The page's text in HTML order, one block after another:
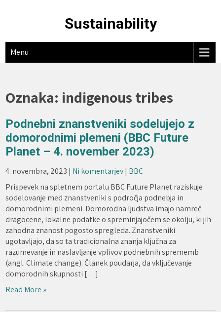
Sustainability
Menu
Oznaka: indigenous tribes
Podnebni znanstveniki sodelujejo z
domorodnimi plemeni (BBC Future
Planet – 4. november 2023)
4. novembra, 2023 | Ni komentarjev| BBC
Prispevek na spletnem portalu BBC Future Planet raziskuje
sodelovanje med znanstveniki s področja podnebja in
domorodnimi plemeni. Domorodna ljudstva imajo namreč
dragocene, lokalne podatke o spreminjajočem se okolju, ki jih
zahodna znanost pogosto spregleda. Znanstveniki
ugotavljajo, da so ta tradicionalna znanja ključna za
razumevanje in naslavljanje vplivov podnebnih sprememb
(angl. Climate change). Članek poudarja, da vključevanje
domorodnih skupnosti […]
Read More »